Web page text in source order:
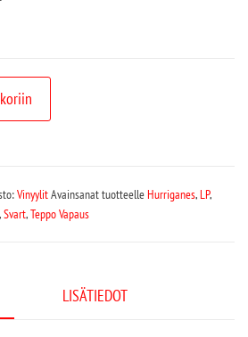
VinyylitAvainsanat tuotteelleHurriganes,LP,
,Svart,Teppo Vapaus
LISÄTIEDOT